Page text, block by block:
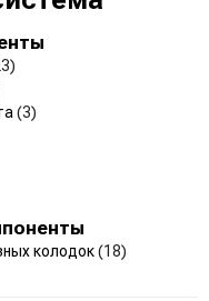
(3)
колодок(18)